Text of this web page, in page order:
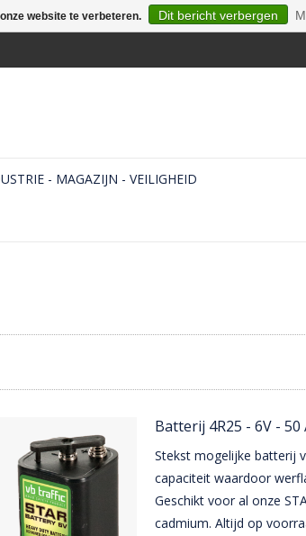
- MAGAZIJN - VEILIGHEID
Batterij 4R25 - 6V -
Stekst mogelijke batterij
capaciteit waardoor
Geschikt voor al onze
cadmium. Altijd op
website te verbeteren. Dit bericht verbergen